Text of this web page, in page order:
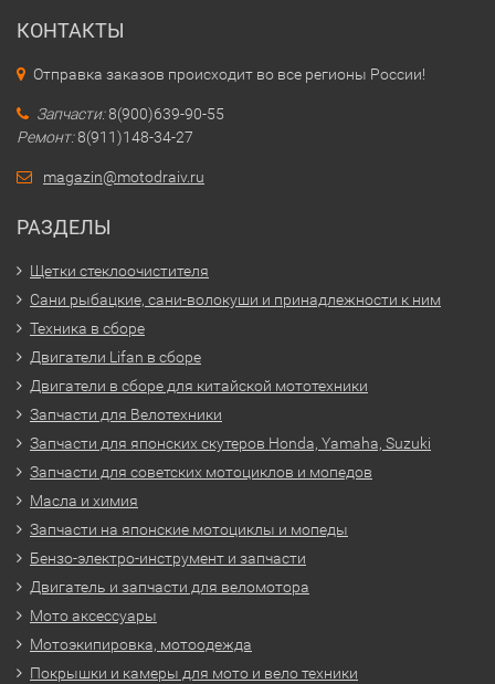
КОНТАКТЫ
Отправка заказов происходит во все регионы России!
Запчасти:8(900)639-90-55
Ремонт:8(911)148-34-27
magazin@motodraiv.ru
РАЗДЕЛЫ
Щетки стеклоочистителя
Сани рыбацкие, сани-волокуши и принадлежности к ним
Техника в сборе
Двигатели Lifan в сборе
Двигатели в сборе для китайской мототехники
Запчасти для Велотехники
Запчасти для японских скутеров Honda, Yamaha, Suzuki
Запчасти для советских мотоциклов и мопедов
Масла и химия
Запчасти на японские мотоциклы и мопеды
Бензо-электро-инструмент и запчасти
Двигатель и запчасти для веломотора
Мото аксессуары
Мотоэкипировка, мотоодежда
Покрышки и камеры для мото и вело техники